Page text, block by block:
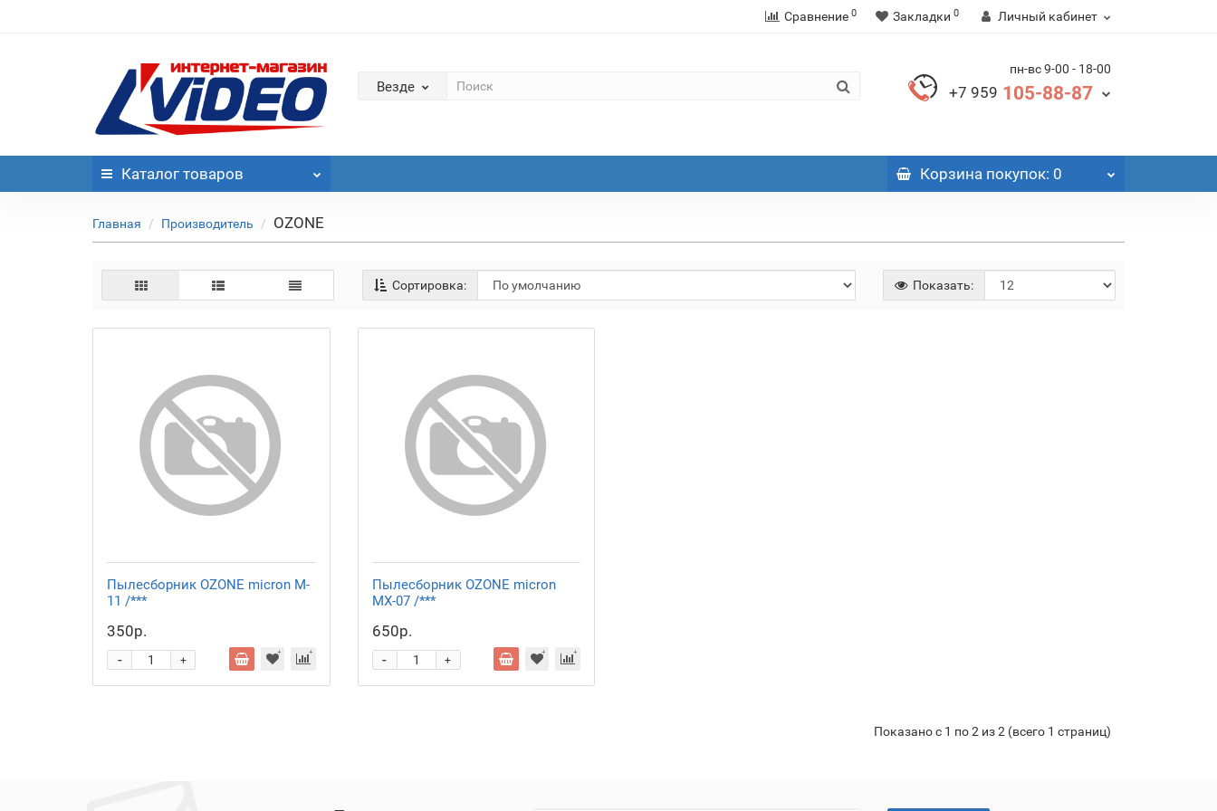
Сравнение 0 Закладки 0 Личный кабинет
Везде
пн-вс 9-00 - 18-00
+7 959 105-88-87
Каталог товаров Корзинапокупок: 0
Главная Производитель OZONE
Сортировка: Показать:
Пылесборник OZONE micron M-
11 /***
350р.
+
-
Пылесборник OZONE micron
MX-07 /***
650р.
+
-
Показано с 1 по 2 из 2 (всего 1 страниц)